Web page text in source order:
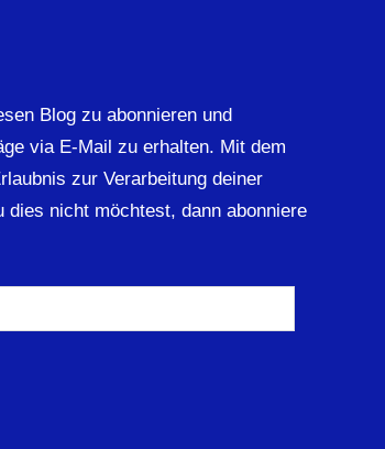
Blog zu abonnieren und
via E-Mail zu erhalten. Mit dem
zur Verarbeitung deiner
dies nicht möchtest, dann abonniere